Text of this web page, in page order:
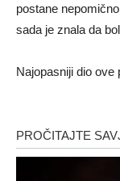
postane
sada je znala da
Najopasniji dio ove